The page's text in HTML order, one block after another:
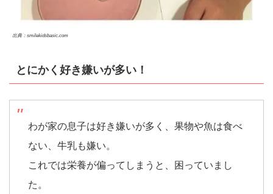
出典：smilekidsbasic.com
とにかく好き嫌いが多い！
わが家の息子は好き嫌いが多く、果物や魚は食べ
ない、牛乳も嫌い。
これでは栄養が偏ってしまうと、困っていまし
た。